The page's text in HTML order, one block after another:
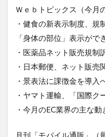
Ｗｅｂトピックス（今月
・健食の新表示制度、規
「身体の部位」表示がで
・医薬品ネット販売規制
・日本郵便、ネット販売
・景表法に課徴金を導入
・ヤマト運輸、「国際ク
・今月のEC業界の主な動
月刊「モバイル通販」（